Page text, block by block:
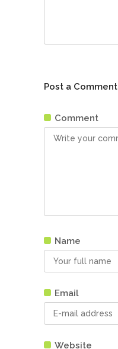
Post a Comment
Comment
Name
Email
Website